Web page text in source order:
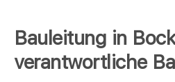
Bauleitung in
verantwortliche